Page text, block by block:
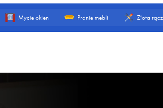
Mycie okien Pranie mebli Złota